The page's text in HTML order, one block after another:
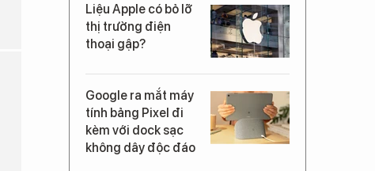
Liệu Apple có bỏ lỡ
thị trường điện
thoại gập?
Google ra mắt máy
tính bảng Pixel đi
kèm với dock sạc
không dây độc đáo